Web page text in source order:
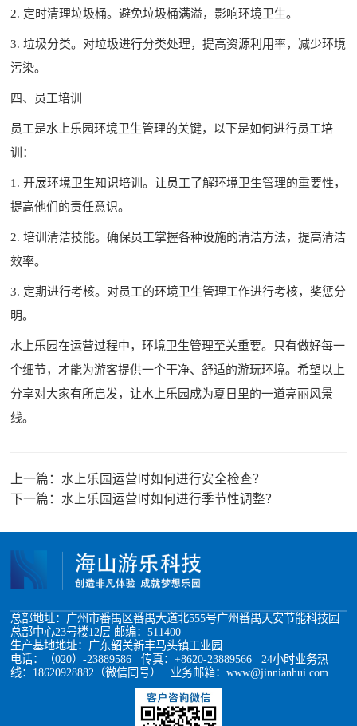
2. 定时清理垃圾桶。避免垃圾桶满溢，影响环境卫生。
3. 垃圾分类。对垃圾进行分类处理，提高资源利用率，减少环境
污染。
四、员工培训
员工是水上乐园环境卫生管理的关键，以下是如何进行员工培
训：
1. 开展环境卫生知识培训。让员工了解环境卫生管理的重要性，
提高他们的责任意识。
2. 培训清洁技能。确保员工掌握各种设施的清洁方法，提高清洁
效率。
3. 定期进行考核。对员工的环境卫生管理工作进行考核，奖惩分
明。
水上乐园在运营过程中，环境卫生管理至关重要。只有做好每一
个细节，才能为游客提供一个干净、舒适的游玩环境。希望以上
分享对大家有所启发，让水上乐园成为夏日里的一道亮丽风景
线。
上一篇： 水上乐园运营时如何进行安全检查？
下一篇： 水上乐园运营时如何进行季节性调整？
总部地址：广州市番禺区番禺大道北555号广州番禺天安节能科技园
总部中心23号楼12层 邮编：511400
生产基地地址：广东韶关新丰马头镇工业园
电话：（020）-23889586 传真：+8620-23889566 24小时业务热
线：18620928882（微信同号） 业务邮箱：www@jinnianhui.com